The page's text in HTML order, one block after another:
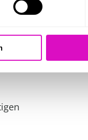
Team